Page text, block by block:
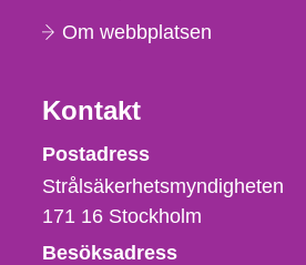
Om webbplatsen
Kontakt
Strålsäkerhetsmyndigheten
Postadress
Strålsäkerhetsmyndigheten
171 16 Stockholm
Besöksadress